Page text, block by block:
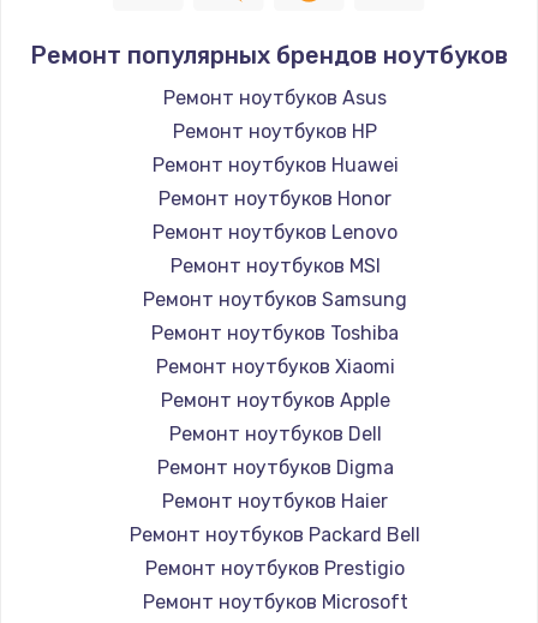
Ремонт популярных брендов ноутбуков
Ремонт ноутбуков Asus
Ремонт ноутбуков HP
Ремонт ноутбуков Huawei
Ремонт ноутбуков Honor
Ремонт ноутбуков Lenovo
Ремонт ноутбуков MSI
Ремонт ноутбуков Samsung
Ремонт ноутбуков Toshiba
Ремонт ноутбуков Xiaomi
Ремонт ноутбуков Apple
Ремонт ноутбуков Dell
Ремонт ноутбуков Digma
Ремонт ноутбуков Haier
Ремонт ноутбуков Packard Bell
Ремонт ноутбуков Prestigio
Ремонт ноутбуков Microsoft